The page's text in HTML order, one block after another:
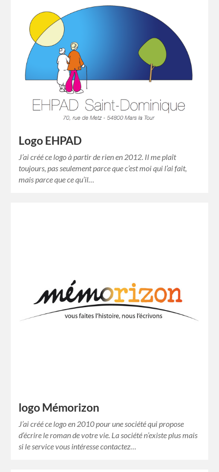
Logo EHPAD
J’ai créé ce logo à partir de rien en 2012. Il me plaît
toujours, pas seulement parce que c’est moi qui l’ai fait,
mais parce que ce qu’il…
logo Mémorizon
J’ai créé ce logo en 2010 pour une société qui propose
d’écrire le roman de votre vie. La société n’existe plus mais
si le service vous intéresse contactez…